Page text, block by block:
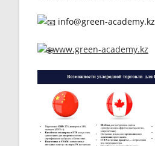
info@green-academy.kz
www.green-academy.kz